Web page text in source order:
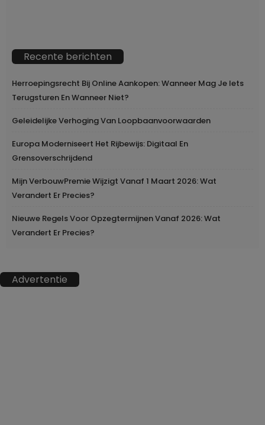
Recente berichten
Herroepingsrecht Bij Online Aankopen: Wanneer Mag Je Iets
Terugsturen En Wanneer Niet?
Geleidelijke Verhoging Van Loopbaanvoorwaarden
Europa Moderniseert Het Rijbewijs: Digitaal En
Grensoverschrijdend
Mijn VerbouwPremie Wijzigt Vanaf 1 Maart 2026: Wat
Verandert Er Precies?
Nieuwe Regels Voor Opzegtermijnen Vanaf 2026: Wat
Verandert Er Precies?
Advertentie